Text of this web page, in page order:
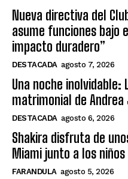
Nueva directiva del
asume funciones bajo
impacto duradero”
DESTACADA agosto 7, 2026
Una noche inolvidable:
matrimonial de
DESTACADA agosto 6, 2026
Shakira disfruta de
Miami junto a los
FARANDULA agosto 5, 2026